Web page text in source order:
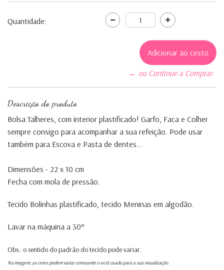
Quantidade:
← ou Continue a Comprar
Descrição do produto
Bolsa Talheres, com interior plastificado! Garfo, Faca e Colher
sempre consigo para acompanhar a sua refeição. Pode usar
também para Escova e Pasta de dentes...
Dimensões - 22 x 10 cm
Fecha com mola de pressão.
Tecido Bolinhas plastificado, tecido Meninas em algodão.
Lavar na máquina a 30º
Obs.: o sentido do padrão do tecido pode variar.
Na imagem, as cores podem variar consoante o ecrã usado para a sua visualização.